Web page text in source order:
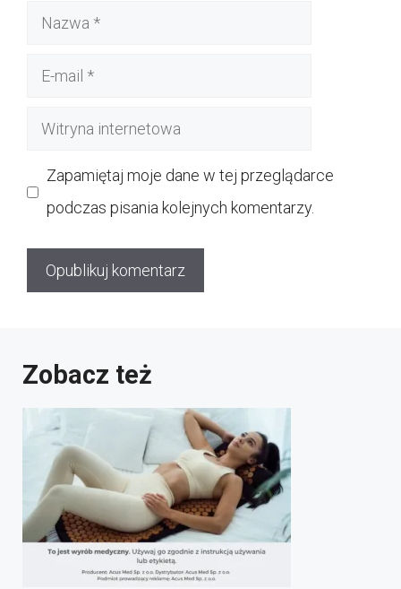
Nazwa
Witryna
Zapamiętaj moje dane w tej przeglądarce
podczas pisania kolejnych komentarzy.
Zobacz też